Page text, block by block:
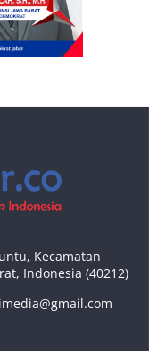
Kecamatan
Indonesia (40212)